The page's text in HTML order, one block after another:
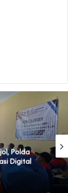
Polda
Digital